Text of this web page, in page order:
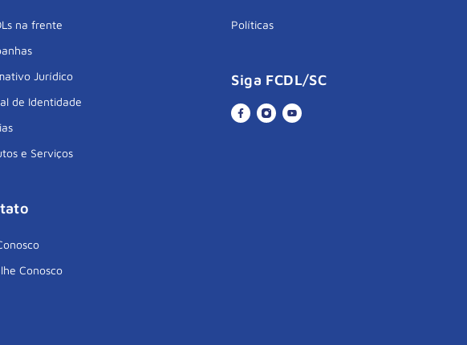
na frente
Jurídico
de Identidade
e Serviços
Conosco
Políticas
Siga FCDL/SC